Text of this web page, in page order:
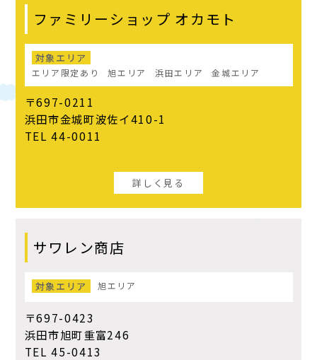
ファミリーショップ オカモト
対象エリア
エリア限定あり 旭エリア 浜田エリア 金城エリア
〒697-0211
浜田市金城町波佐イ410-1
TEL 44-0011
詳しく見る
サワレン商店
対象エリア 旭エリア
〒697-0423
浜田市旭町重富246
TEL 45-0413